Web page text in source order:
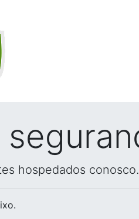
hospedados conosco.